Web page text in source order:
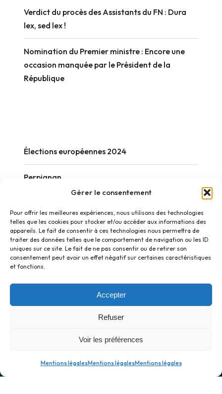
Gérer le consentement
Pour offrir les meilleures expériences, nous utilisons des technologies
telles que les cookies pour stocker et/ou accéder aux informations des
appareils. Le fait de consentir à ces technologies nous permettra de
traiter des données telles que le comportement de navigation ou les ID
uniques sur ce site. Le fait de ne pas consentir ou de retirer son
consentement peut avoir un effet négatif sur certaines caractéristiques
et fonctions.
Accepter
Refuser
Voir les préférences
Mentions légalesMentions légalesMentions légales
Verdict du procès des Assistants du FN : Dura
lex, sed lex !
Nomination du Premier ministre : Encore une
occasion manquée par le Président de la
République
Élections européennes 2024
Perpignan